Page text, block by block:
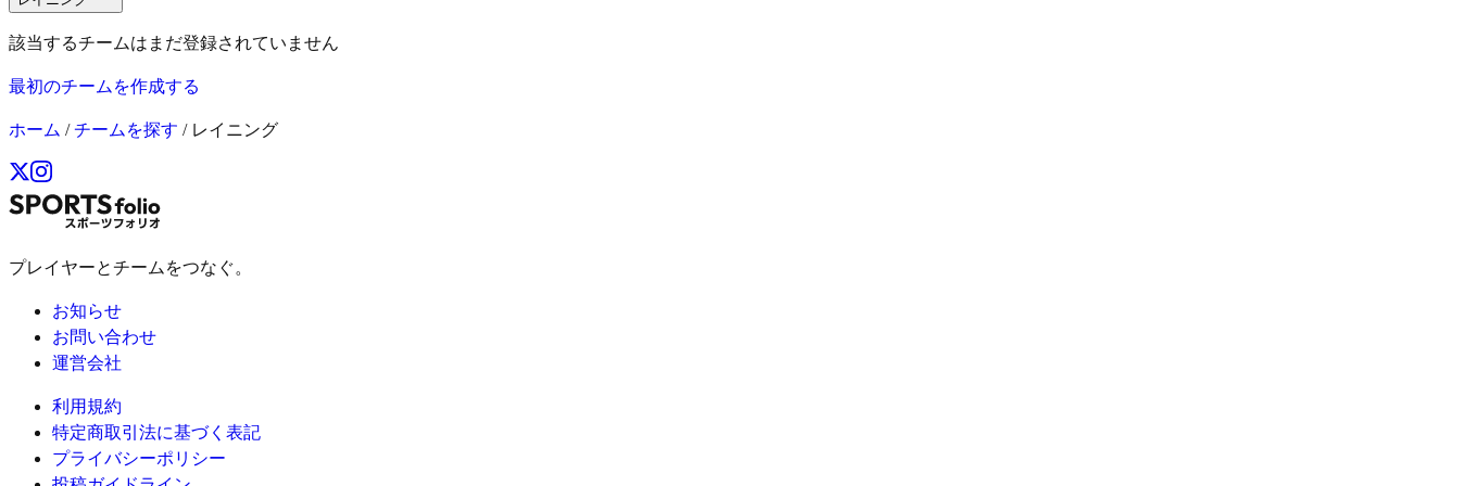
該当するチームはまだ登録されていません
最初のチームを作成する
ホーム /チームを探す / レイニング
プレイヤーとチームをつなぐ。
お知らせ
お問い合わせ
運営会社
利用規約
特定商取引法に基づく表記
プライバシーポリシー